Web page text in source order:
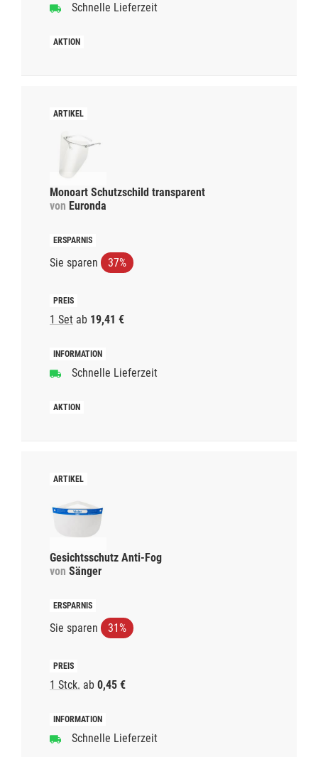
Schnelle Lieferzeit
Monoart Schutzschild transparent
von Euronda
Sie sparen 37%
1 Set ab 19,41 €
Schnelle Lieferzeit
Gesichtsschutz Anti-Fog
von Sänger
Sie sparen 31%
1 Stck. ab 0,45 €
Schnelle Lieferzeit